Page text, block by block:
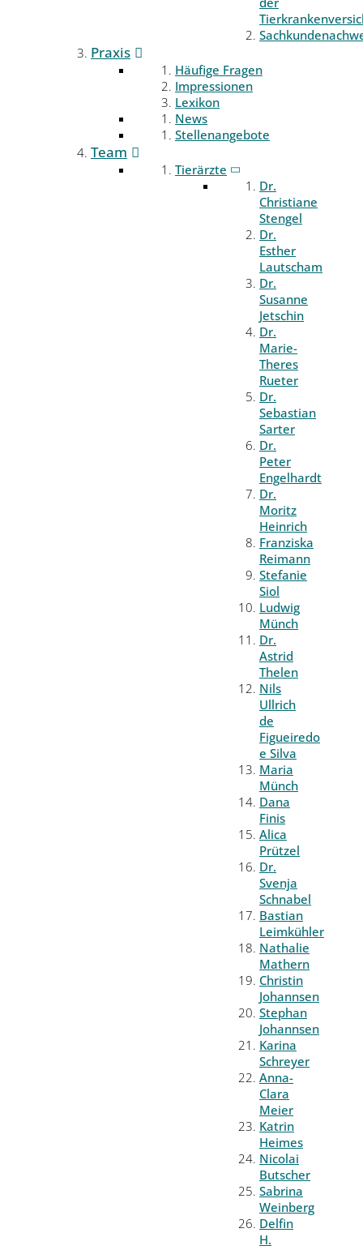
Praxis
Häufige Fragen
Impressionen
Lexikon
News
Stellenangebote
Team
Tierärzte
Dr.
Christiane
Stengel
Dr.
Esther
Lautscham
Dr.
Susanne
Jetschin
Dr.
Marie-
Theres
Rueter
Dr.
Sebastian
Sarter
Dr.
Peter
Engelhardt
Dr.
Moritz
Heinrich
Franziska
Reimann
Stefanie
Siol
Ludwig
Münch
Dr.
Astrid
Thelen
Nils
Ullrich
de
Figueiredo
e Silva
Maria
Münch
Dana
Finis
Alica
Prützel
Dr.
Svenja
Schnabel
Bastian
Leimkühler
Nathalie
Mathern
Christin
Johannsen
Stephan
Johannsen
Karina
Schreyer
Anna-
Clara
Meier
Katrin
Heimes
Nicolai
Butscher
Sabrina
Weinberg
Delfin
H.